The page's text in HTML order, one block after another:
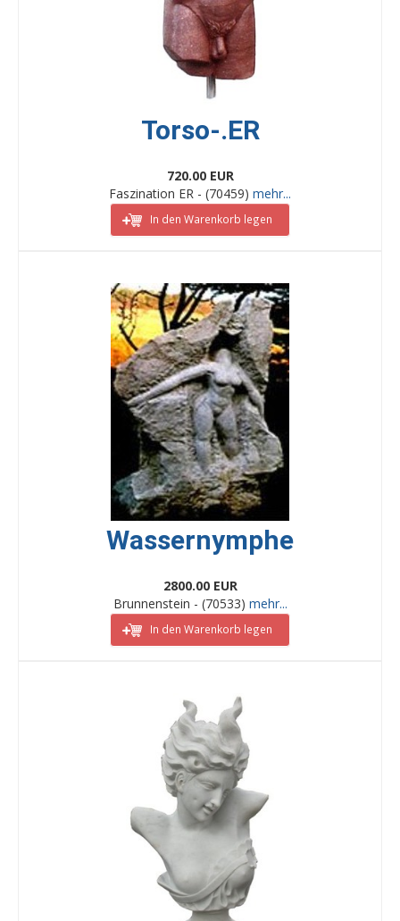
Torso-.ER
720.00 EUR
Faszination ER - (70459) mehr...
In den Warenkorb legen
Wassernymphe
2800.00 EUR
Brunnenstein - (70533) mehr...
In den Warenkorb legen